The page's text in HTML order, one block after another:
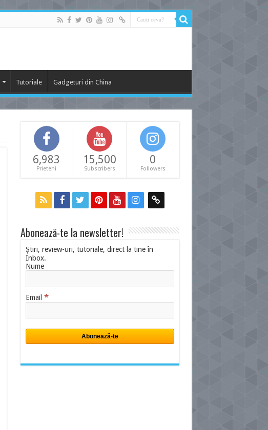
Tutoriale Gadgeturi din China
6,983
Prieteni
15,500
Subscribers
0
Followers
Abonează-te la newsletter!
Știri, review-uri, tutoriale, direct la tine în
Inbox.
Nume
Email *